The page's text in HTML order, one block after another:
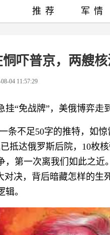
吓普京，两艘
04 11:57:29
挂“免战牌”，美俄博弈走
条不足50字的推特，如
抵达俄罗斯后院，10枚
第一次离我们如此之近
对决，背后暗藏怎样的
。
推荐 军情